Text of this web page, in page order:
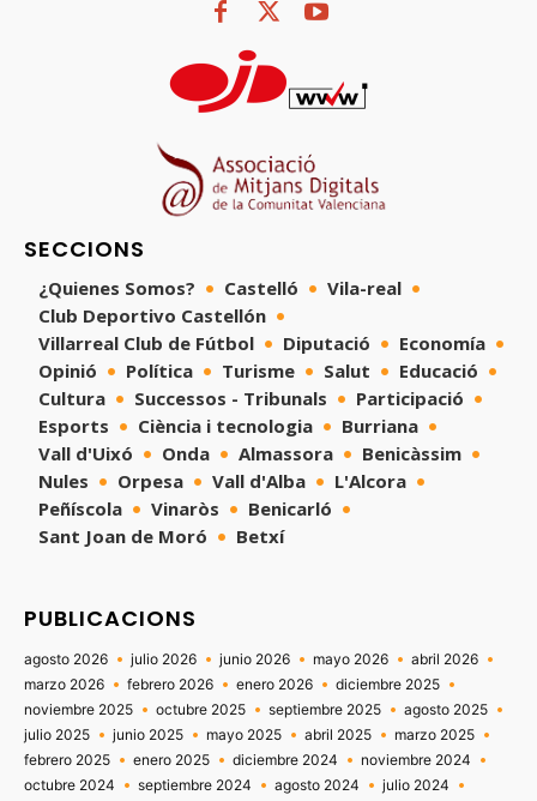
SECCIONS
¿Quienes Somos? Castelló
Vila-real
Club Deportivo Castellón
Villarreal Club de Fútbol
Diputació
Economía
Opinió
Política Turisme Salut
Educació
Cultura
Successos - Tribunals
Participació
Esports
Ciència i tecnologia
Burriana
Vall d'Uixó
Onda Almassora
Benicàssim
Nules
Orpesa Vall d'Alba
L'Alcora
Peñíscola
Vinaròs
Benicarló
Sant Joan de Moró
Betxí
PUBLICACIONS
agosto 2026 julio 2026 junio 2026 mayo 2026
abril 2026
marzo 2026
febrero 2026 enero 2026
diciembre 2025
noviembre 2025
octubre 2025 septiembre 2025
agosto 2025
julio 2025
junio 2025 mayo 2025 abril 2025
marzo 2025
febrero 2025
enero 2025 diciembre 2024
noviembre 2024
octubre 2024
septiembre 2024 agosto 2024
julio 2024